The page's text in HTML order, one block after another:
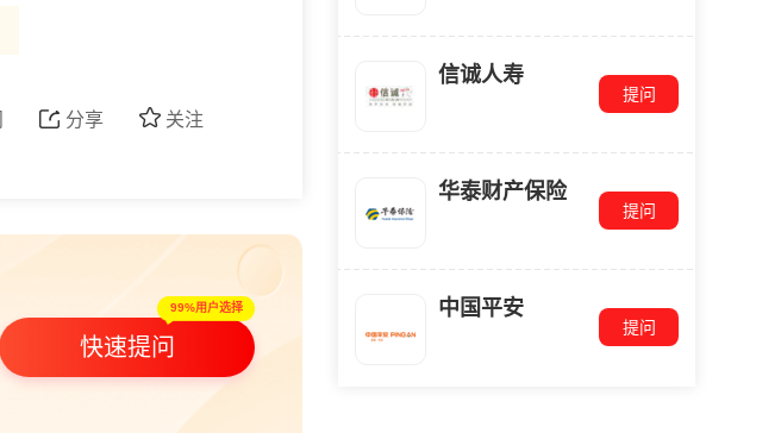
关注
分享
99%用户选择
快速提问
信诚人寿
提问
华泰财产保险
提问
中国平安
提问